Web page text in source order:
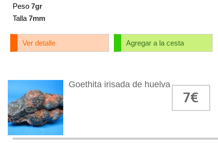
Peso 7gr
Talla 7mm
Agregar a la cesta
Ver detalle
Goethita irisada de huelva
7€